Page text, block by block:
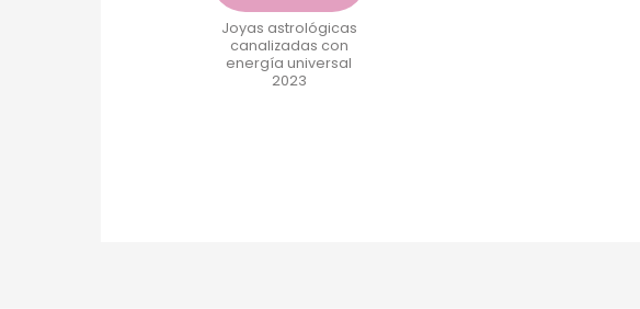
Joyas astrológicas
canalizadas con
energía universal
2023